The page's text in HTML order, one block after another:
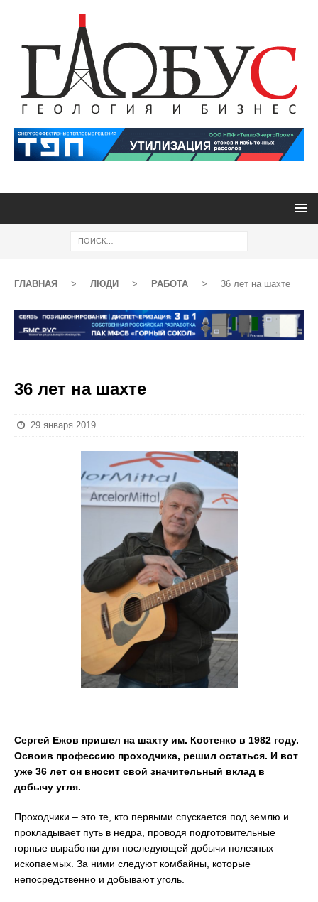
ГЛАВНАЯ > ЛЮДИ > РАБОТА > 36 лет на шахте
36 лет на шахте
29 января 2019
Сергей Ежов пришел на шахту им. Костенко в 1982 году.
Освоив профессию проходчика, решил остаться. И вот
уже 36 лет он вносит свой значительный вклад в
добычу угля.
Проходчики – это те, кто первыми спускается под землю и
прокладывает путь в недра, проводя подготовительные
горные выработки для последующей добычи полезных
ископаемых. За ними следуют комбайны, которые
непосредственно и добывают уголь.